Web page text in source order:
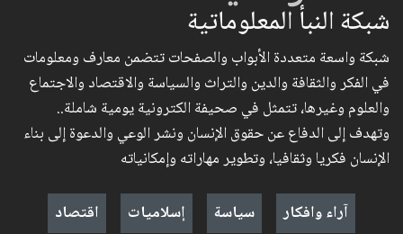
شبكة النبأ المعلوماتية
شبكة واسعة متعددة الأبواب والصفحات تتضمن معارف ومعلومات
في الفكر والثقافة والدين والتراث والسياسة والاقتصاد والاجتماع
والعلوم وغيرها، تتمثل في صحيفة الكترونية يومية شاملة..
وتهدف إلى الدفاع عن حقوق الإنسان ونشر الوعي والدعوة إلى بناء
الإنسان فكريا وثقافيا، وتطوير مهاراته وإمكانياته
آراء وافكار
سياسة إسلاميات اقتصاد